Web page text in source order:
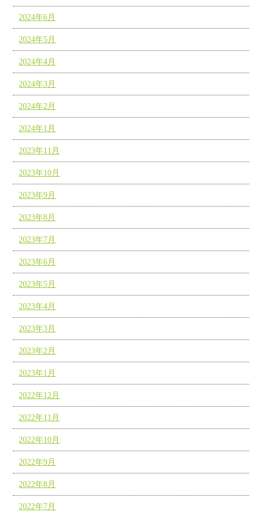
2024年6月
2024年5月
2024年4月
2024年3月
2024年2月
2024年1月
2023年11月
2023年10月
2023年9月
2023年8月
2023年7月
2023年6月
2023年5月
2023年4月
2023年3月
2023年2月
2023年1月
2022年12月
2022年11月
2022年10月
2022年9月
2022年8月
2022年7月